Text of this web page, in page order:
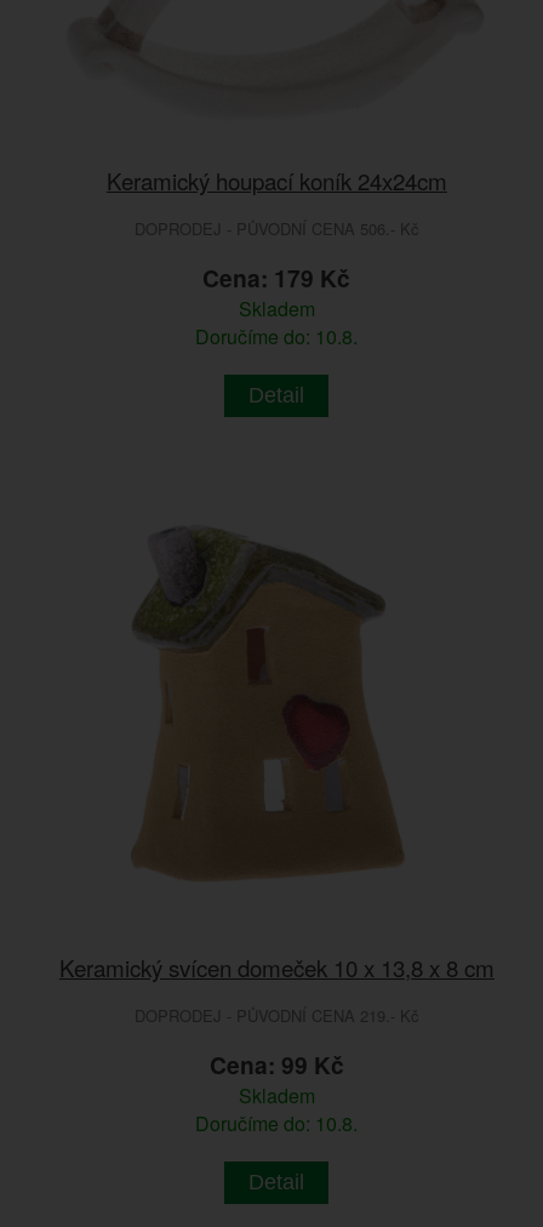
Keramický houpací koník 24x24cm
DOPRODEJ - PŮVODNÍ CENA 506.- Kč
Cena: 179 Kč
Skladem
Doručíme do: 10.8.
Detail
Keramický svícen domeček 10 x 13,8 x 8 cm
DOPRODEJ - PŮVODNÍ CENA 219.- Kč
Cena: 99 Kč
Skladem
Doručíme do: 10.8.
Detail